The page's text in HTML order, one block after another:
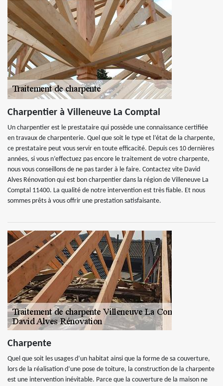
Charpentier à Villeneuve La Comptal
Un charpentier est le prestataire qui possède une connaissance certifiée
en travaux de charpenterie. Quel que soit le type et l’état de la charpente,
ce prestataire peut vous servir en toute efficacité. Depuis ces 10 dernières
années, si vous n’effectuez pas encore le traitement de votre charpente,
nous vous conseillons de ne pas tarder à le faire. Contactez vite David
Alves Rénovation qui est bon charpentier dans la région de Villeneuve La
Comptal 11400. La qualité de notre intervention est très fiable. Et nous
sommes prêts à vous offrir une prestation satisfaisante.
Charpente
Quel que soit les usages d’un habitat ainsi que la forme de sa couverture,
lors de la réalisation d’une pose de toiture, la construction de la charpente
est une intervention inévitable. Parce que la couverture de la maison ne